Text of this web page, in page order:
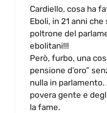
Cardiello, cosa ha
Eboli, in 21 anni
poltrone del
ebolitani!!!
Però, furbo, una
pensione d’oro”
nulla in
povera gente e
la fame.